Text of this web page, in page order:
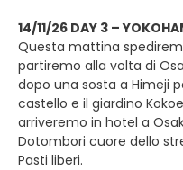
14/11/26 DAY 3 –
Questa mattina
partiremo alla volta di
dopo una sosta a Himeji
castello e il giardino
arriveremo in hotel a
Dotombori cuore dello
Pasti liberi.